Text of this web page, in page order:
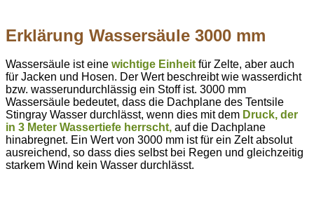
Erklärung Wassersäule 3000 mm
Wassersäule ist eine wichtige Einheit für Zelte, aber auch
für Jacken und Hosen. Der Wert beschreibt wie wasserdicht
bzw. wasserundurchlässig ein Stoff ist. 3000 mm
Wassersäule bedeutet, dass die Dachplane des Tentsile
Stingray Wasser durchlässt, wenn dies mit dem Druck, der
in 3 Meter Wassertiefe herrscht, auf die Dachplane
hinabregnet. Ein Wert von 3000 mm ist für ein Zelt absolut
ausreichend, so dass dies selbst bei Regen und gleichzeitig
starkem Wind kein Wasser durchlässt.